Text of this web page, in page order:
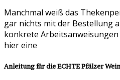
Manchmal weiß das
gar nichts mit der Bestellung
konkrete Arbeitsanweisungen
hier eine
Anleitung für die ECHTE Pfälzer